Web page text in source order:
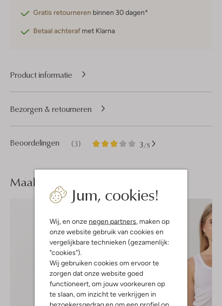
Jum, cookies!
Wij, en onze negen partners, maken op
onze website gebruik van cookies en
vergelijkbare technieken (gezamenlijk:
"cookies").
Wij gebruiken cookies om ervoor te
zorgen dat onze website goed
functioneert, om jouw voorkeuren op
te slaan, om inzicht te verkrijgen in
bezoekersgedrag en om een profiel op
Gratis retourneren binnen 30 dagen*
Betaal achteraf met Klarna
Product informatie
Beoordelingen (3) 3/5
3
3
Bezorgen & retourneren
Maak je look compleet